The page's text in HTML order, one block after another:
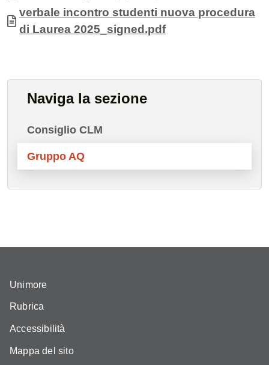
Documento
verbale incontro studenti nuova procedura
di Laurea 2025_signed.pdf
Naviga la sezione
Consiglio CLM
Gruppo AQ
Unimore
Rubrica
Accessibilità
Mappa del sito